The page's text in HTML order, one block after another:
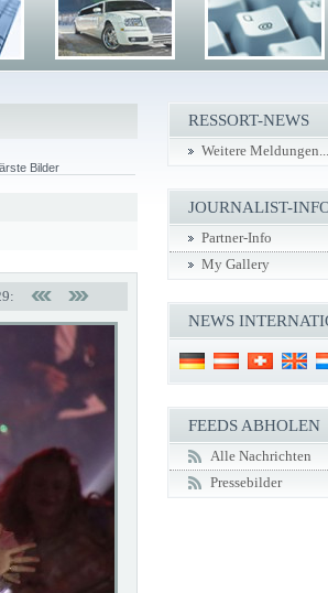
Bilder
RESSORT-NEWS
Weitere Meldungen...
JOURNALIST-
Partner-Info
My Gallery
NEWS
FEEDS ABHOLEN
Alle Nachrichten
Pressebilder